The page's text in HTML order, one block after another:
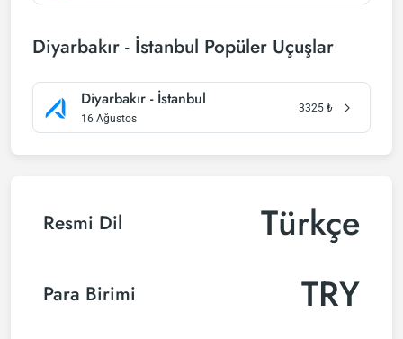
Diyarbakır - İstanbul Popüler Uçuşlar
Diyarbakır - İstanbul
16 Ağustos
3325 ₺
Resmi Dil Türkçe
Para Birimi TRY